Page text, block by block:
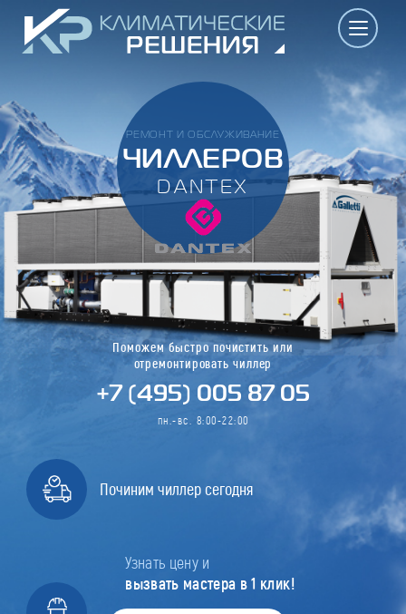
РЕМОНТ И ОБСЛУЖИВАНИЕ
ЧИЛЛЕРОВ
DANTEX
Поможем быстро почистить или
отремонтировать чиллер
+7 (495) 005 87 05
пн.-вс. 8:00-22:00
Починим чиллер сегодня
Узнать цену и
вызвать мастера в 1 клик!